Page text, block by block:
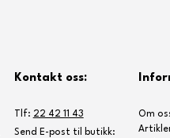
Kontakt oss:
Tlf: 22 42 11 43
Send E-post til butikk:
Om